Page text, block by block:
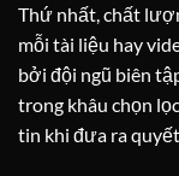
Thứ nhất, chất
mỗi tài liệu hay
bởi đội ngũ biên
trong khâu chọn
tin khi đưa ra